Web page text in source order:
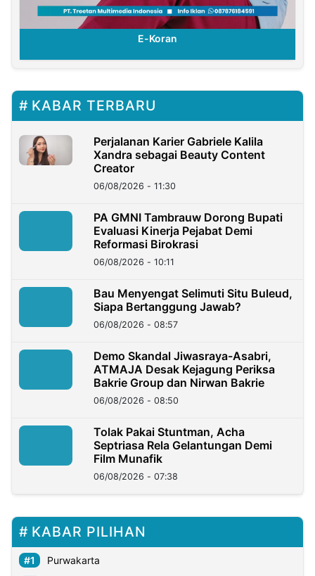
E-Koran
KABAR TERBARU
Perjalanan Karier Gabriele Kalila
Xandra sebagai Beauty Content
Creator
06/08/2026 - 11:30
PA GMNI Tambrauw Dorong Bupati
Evaluasi Kinerja Pejabat Demi
Reformasi Birokrasi
06/08/2026 - 10:11
Bau Menyengat Selimuti Situ Buleud,
Siapa Bertanggung Jawab?
06/08/2026 - 08:57
Demo Skandal Jiwasraya-Asabri,
ATMAJA Desak Kejagung Periksa
Bakrie Group dan Nirwan Bakrie
06/08/2026 - 08:50
Tolak Pakai Stuntman, Acha
Septriasa Rela Gelantungan Demi
Film Munafik
06/08/2026 - 07:38
KABAR PILIHAN
Purwakarta